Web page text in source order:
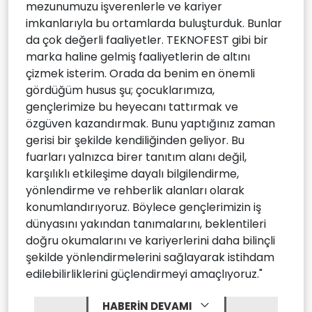
mezunumuzu işverenlerle ve kariyer
imkanlarıyla bu ortamlarda buluşturduk. Bunlar
da çok değerli faaliyetler. TEKNOFEST gibi bir
marka haline gelmiş faaliyetlerin de altını
çizmek isterim. Orada da benim en önemli
gördüğüm husus şu; çocuklarımıza,
gençlerimize bu heyecanı tattırmak ve
özgüven kazandırmak. Bunu yaptığınız zaman
gerisi bir şekilde kendiliğinden geliyor. Bu
fuarları yalnızca birer tanıtım alanı değil,
karşılıklı etkileşime dayalı bilgilendirme,
yönlendirme ve rehberlik alanları olarak
konumlandırıyoruz. Böylece gençlerimizin iş
dünyasını yakından tanımalarını, beklentileri
doğru okumalarını ve kariyerlerini daha bilinçli
şekilde yönlendirmelerini sağlayarak istihdam
edilebilirliklerini güçlendirmeyi amaçlıyoruz."
HABERİN DEVAMI